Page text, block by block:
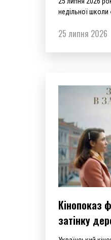
недільної школи
табору «Живі
25 липня 2026
Кінопоказ
затінку